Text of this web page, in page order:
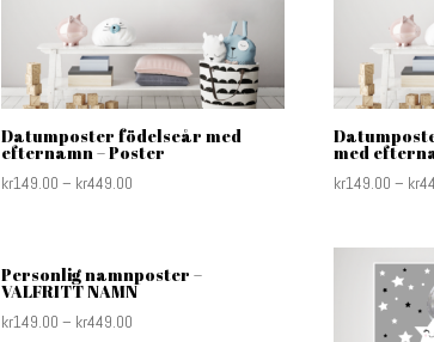
Datumposter födelseår med
efternamn – Poster
kr149.00 – kr449.00
med
kr149.00 – kr
Personlig namnposter –
VALFRITT NAMN
kr149.00 – kr449.00